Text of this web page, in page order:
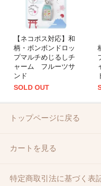
【ネコポス対応】和
柄・ボンボンドロッ
プマルチめじるしチ
ャーム フルーツサ
ンド
SOLD OUT
トップページに戻る
カートを見る
特定商取引法に基づく表